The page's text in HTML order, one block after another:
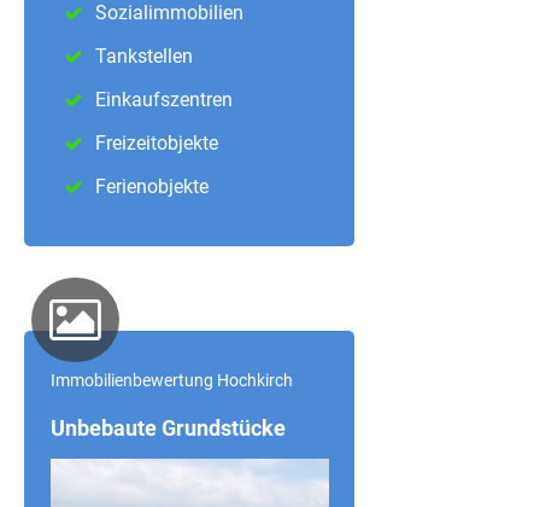
Sozialimmobilien
Tankstellen
Einkaufszentren
Freizeitobjekte
Ferienobjekte
Immobilienbewertung Hochkirch
Unbebaute Grundstücke